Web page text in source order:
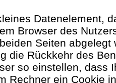
Datenelement,
Browser des
Seiten abgelegt
die Rückkehr des
so einstellen, dass
Rechner ein Cookie